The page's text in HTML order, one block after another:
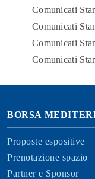
Comunicati
Comunicati
Comunicati
Comunicati
BORSA
Proposte espositive
Prenotazione spazio
Partner e Sponsor